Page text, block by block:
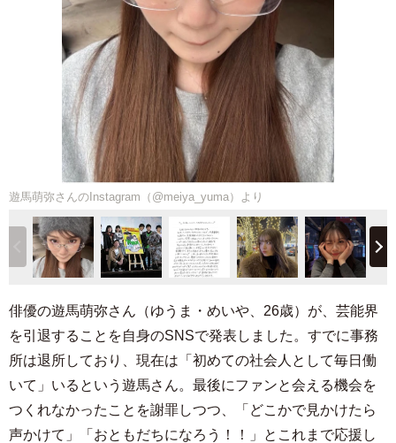
遊馬萌弥さんのInstagram（@meiya_yuma）より
俳優の遊馬萌弥さん（ゆうま・めいや、26歳）が、芸能界
を引退することを自身のSNSで発表しました。すでに事務
所は退所しており、現在は「初めての社会人として毎日働
いて」いるという遊馬さん。最後にファンと会える機会を
つくれなかったことを謝罪しつつ、「どこかで見かけたら
声かけて」「おともだちになろう！！」とこれまで応援し